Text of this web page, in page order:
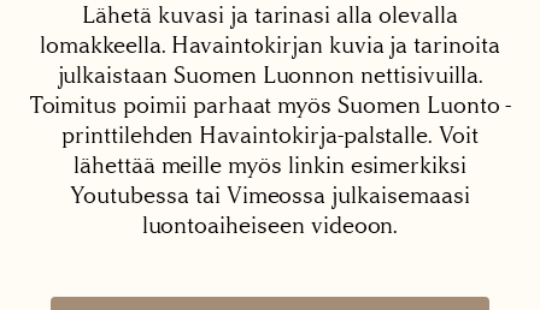
Lähetä kuvasi ja tarinasi alla olevalla
lomakkeella. Havaintokirjan kuvia ja tarinoita
julkaistaan Suomen Luonnon nettisivuilla.
Toimitus poimii parhaat myös Suomen Luonto -
printtilehden Havaintokirja-palstalle. Voit
lähettää meille myös linkin esimerkiksi
Youtubessa tai Vimeossa julkaisemaasi
luontoaiheiseen videoon.